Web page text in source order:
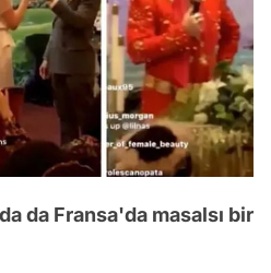
da Fransa'da masalsı bir